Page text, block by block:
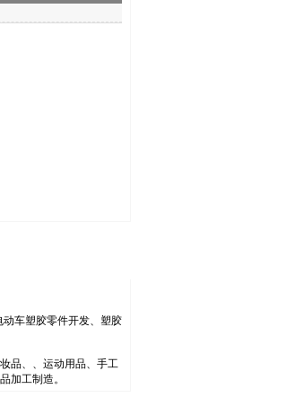
车塑胶零件开发、塑胶
品、、运动用品、手工
加工制造。